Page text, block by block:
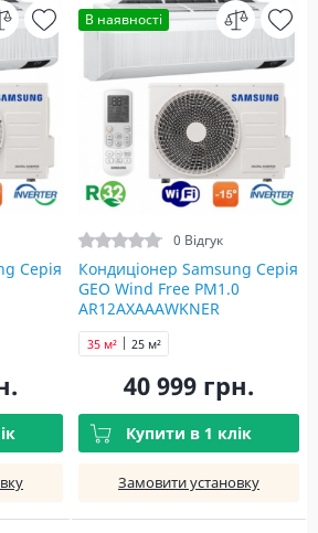
Серія
В наявності
0 Відгук
Кондиціонер Samsung Серія
GEO Wind Free PM1.0
AR12AXAAAWKNER
25 м²
35 м²
40 999 грн.
Купити в 1 клік
Замовити установку